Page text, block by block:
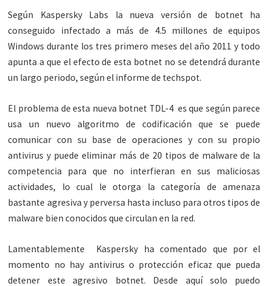
Según Kaspersky Labs la nueva versión de botnet ha
conseguido infectado a más de 4.5 millones de equipos
Windows durante los tres primero meses del año 2011 y todo
apunta a que el efecto de esta botnet no se detendrá durante
un largo periodo, según el informe de techspot.
El problema de esta nueva botnet TDL-4 es que según parece
usa un nuevo algoritmo de codificación que se puede
comunicar con su base de operaciones y con su propio
antivirus y puede eliminar más de 20 tipos de malware de la
competencia para que no interfieran en sus maliciosas
actividades, lo cual le otorga la categoría de amenaza
bastante agresiva y perversa hasta incluso para otros tipos de
malware bien conocidos que circulan en la red.
Lamentablemente Kaspersky ha comentado que por el
momento no hay antivirus o protección eficaz que pueda
detener este agresivo botnet. Desde aquí solo puedo